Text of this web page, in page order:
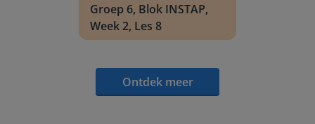
Groep 6, Blok INSTAP,
Week 2, Les 8
Ontdek meer